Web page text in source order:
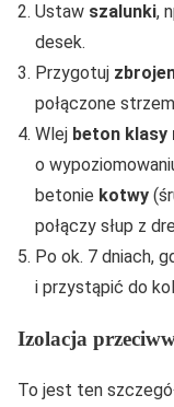
Ustaw szalunki,
desek.
Przygotuj
połączone
Wlej beton klasy
o
betonie kotwy
połączy słup z
Po ok. 7 dniach,
i przystąpić do
Izolacja
To jest ten